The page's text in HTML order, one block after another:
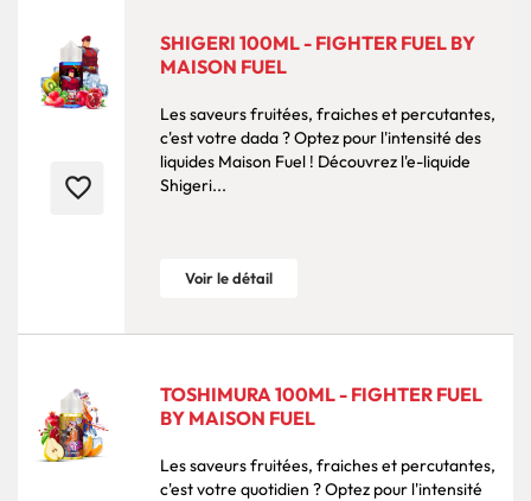
favorite_border
SHIGERI 100ML - FIGHTER FUEL BY
MAISON FUEL
Les saveurs fruitées, fraiches et percutantes,
c'est votre dada ? Optez pour l'intensité des
liquides Maison Fuel ! Découvrez l'e-liquide
Shigeri...
Voir le détail
TOSHIMURA 100ML - FIGHTER FUEL
BY MAISON FUEL
Les saveurs fruitées, fraiches et percutantes,
c'est votre quotidien ? Optez pour l'intensité